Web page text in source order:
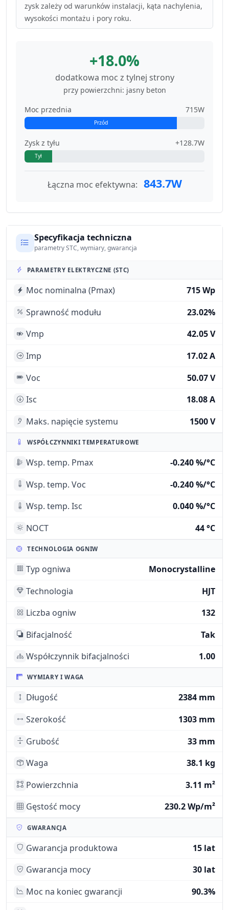
zysk zależy od warunków instalacji, kąta nachylenia,
wysokości montażu i pory roku.
+18.0%
dodatkowa moc z tylnej strony
przy powierzchni: jasny beton
Moc przednia
715W
Przód
Zysk z tyłu +128.7W
Tył
Łączna moc efektywna: 843.7W
Specyfikacja techniczna
parametry STC, wymiary, gwarancja
PARAMETRY ELEKTRYCZNE (STC)
Moc nominalna (Pmax)
715 Wp
Sprawność modułu
23.02%
Vmp
42.05 V
Imp
17.02 A
Voc
50.07 V
Isc
18.08 A
Maks. napięcie systemu
1500 V
WSPÓŁCZYNNIKI TEMPERATUROWE
Wsp. temp. Pmax
-0.240 %/°C
Wsp. temp. Voc
-0.240 %/°C
Wsp. temp. Isc
0.040 %/°C
NOCT
44 °C
TECHNOLOGIA OGNIW
Typ ogniwa
Monocrystalline
Technologia
HJT
Liczba ogniw
132
Bifacjalność
Tak
Współczynnik bifacjalności
1.00
WYMIARY I WAGA
Długość
2384 mm
Szerokość
1303 mm
Grubość
33 mm
Waga
38.1 kg
Powierzchnia
3.11 m²
Gęstość mocy
230.2 Wp/m²
GWARANCJA
Gwarancja produktowa
15 lat
Gwarancja mocy
30 lat
Moc na koniec gwarancji
90.3%